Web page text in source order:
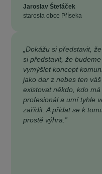
Jaroslav Štefáček
starosta obce Příseka
„Dokážu si představit,
si představit, že
vymýšlet koncept
jako dar z nebes ten
existovat někdo, kdo
profesionál a umí tyhle
zařídit. A přidat se k
prostě výhra.”